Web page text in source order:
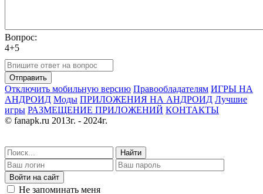
Вопрос:
4+5
Отправить
Отключить мобильную версию Правообладателям ИГРЫ НА
АНДРОИД Моды ПРИЛОЖЕНИЯ НА АНДРОИД Лучшие
игры РАЗМЕЩЕНИЕ ПРИЛОЖЕНИЙ КОНТАКТЫ
© fanapk.ru 2013г. - 2024г.
Найти
Войти на сайт
Не запоминать меня